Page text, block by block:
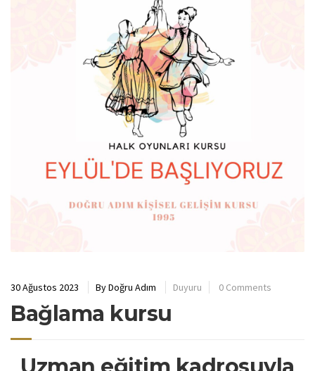
30 Ağustos 2023 ByDoğru Adım Duyuru 0 Comments
Bağlama kursu